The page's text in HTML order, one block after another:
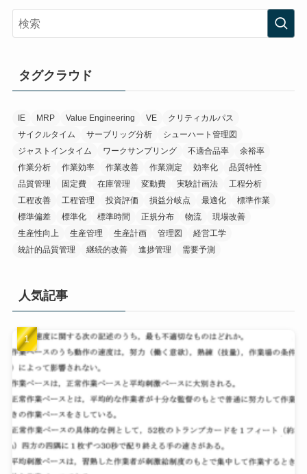
タグクラウド
IE MRP Value Engineering VE
クリティカルパス
サイクルタイム
サーブリッグ分析
シューハート管理図
ジャストインタイム
ワークサンプリング 不適合品率
余裕率
作業分析
作業効率 作業改善 作業測定 効率化
品質特性
品質管理
固定費 在庫管理 変動費 実験計画法
工程分析
工程改善
工程管理 投資評価 損益分岐点 最適化
標準作業
標準偏差
標準化 標準時間 正規分布 物流
現場改善
生産性向上
生産管理 生産計画 管理図
経営工学
統計的品質管理
継続的改善 進捗管理 需要予測
人気記事